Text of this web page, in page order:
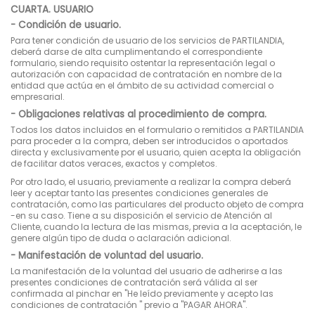
CUARTA. USUARIO
- Condición de usuario.
Para tener condición de usuario de los servicios de PARTILANDIA,
deberá darse de alta cumplimentando el correspondiente
formulario, siendo requisito ostentar la representación legal o
autorización con capacidad de contratación en nombre de la
entidad que actúa en el ámbito de su actividad comercial o
empresarial.
- Obligaciones relativas al procedimiento de compra.
Todos los datos incluidos en el formulario o remitidos a PARTILANDIA
para proceder a la compra, deben ser introducidos o aportados
directa y exclusivamente por el usuario, quien acepta la obligación
de facilitar datos veraces, exactos y completos.
Por otro lado, el usuario, previamente a realizar la compra deberá
leer y aceptar tanto las presentes condiciones generales de
contratación, como las particulares del producto objeto de compra
-en su caso. Tiene a su disposición el servicio de Atención al
Cliente, cuando la lectura de las mismas, previa a la aceptación, le
genere algún tipo de duda o aclaración adicional.
- Manifestación de voluntad del usuario.
La manifestación de la voluntad del usuario de adherirse a las
presentes condiciones de contratación será válida al ser
confirmada al pinchar en "He leído previamente y acepto las
condiciones de contratación " previo a "PAGAR AHORA".